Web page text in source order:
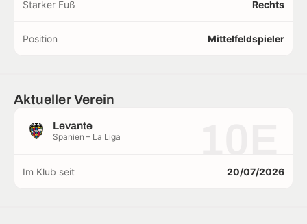
Starker Fuß Rechts
Position Mittelfeldspieler
Aktueller Verein
Levante
Spanien – La Liga
Im Klub seit 20/07/2026